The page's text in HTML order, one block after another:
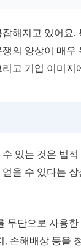
해지고 있어요
의 양상이 매
고 기업 이미지
있는 것은 법
을 수 있다는
무단으로 사용
손해배상 등을